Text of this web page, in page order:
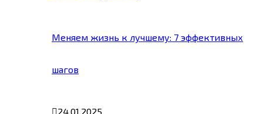
Меняем жизнь к лучшему: 7 эффективных
шагов
24.01.2025